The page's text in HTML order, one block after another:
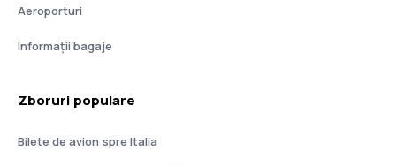
Aeroporturi
Informații bagaje
Zboruri populare
Bilete de avion spre Italia